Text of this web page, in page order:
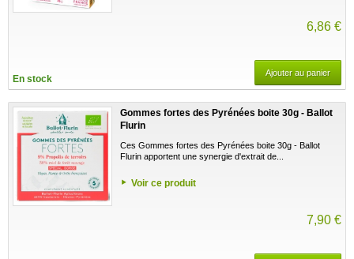
6,86 €
En stock
Ajouter au panier
Gommes fortes des Pyrénées boite 30g - Ballot
Flurin
Ces Gommes fortes des Pyrénées boite 30g - Ballot
Flurin apportent une synergie d'extrait de...
Voir ce produit
7,90 €